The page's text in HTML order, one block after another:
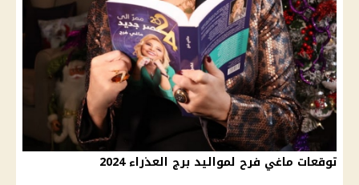
توقعات ماغي فرح لمواليد برج العذراء 2024